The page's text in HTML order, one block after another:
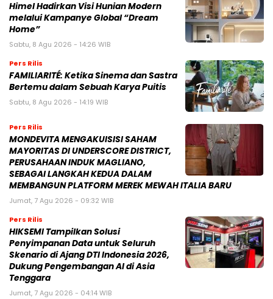
Himel Hadirkan Visi Hunian Modern
melalui Kampanye Global “Dream
Home”
Sabtu, 8 Agu 2026 - 14:26 WIB
Pers Rilis
FAMILIARITÉ: Ketika Sinema dan Sastra
Bertemu dalam Sebuah Karya Puitis
Sabtu, 8 Agu 2026 - 14:19 WIB
Pers Rilis
MONDEVITA MENGAKUISISI SAHAM
MAYORITAS DI UNDERSCORE DISTRICT,
PERUSAHAAN INDUK MAGLIANO,
SEBAGAI LANGKAH KEDUA DALAM
MEMBANGUN PLATFORM MEREK MEWAH ITALIA BARU
Jumat, 7 Agu 2026 - 09:32 WIB
Pers Rilis
HIKSEMI Tampilkan Solusi
Penyimpanan Data untuk Seluruh
Skenario di Ajang DTI Indonesia 2026,
Dukung Pengembangan AI di Asia
Tenggara
Jumat, 7 Agu 2026 - 04:14 WIB